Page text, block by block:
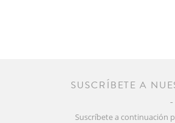
SUSCRÍBETE A
Suscríbete a continuación